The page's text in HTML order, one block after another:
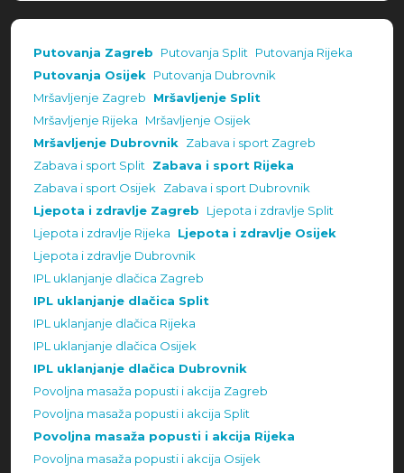
Putovanja Zagreb Putovanja Split Putovanja Rijeka
Putovanja Osijek Putovanja Dubrovnik
Mršavljenje Zagreb
Mršavljenje Split
Mršavljenje Rijeka
Mršavljenje Osijek
Mršavljenje Dubrovnik Zabava i sport Zagreb
Zabava i sport Split Zabava i sport Rijeka
Zabava i sport Osijek Zabava i sport Dubrovnik
Ljepota i zdravlje Zagreb
Ljepota i zdravlje Split
Ljepota i zdravlje Rijeka
Ljepota i zdravlje Osijek
Ljepota i zdravlje Dubrovnik
IPL uklanjanje dlačica Zagreb
IPL uklanjanje dlačica Split
IPL uklanjanje dlačica Rijeka
IPL uklanjanje dlačica Osijek
IPL uklanjanje dlačica Dubrovnik
Povoljna masaža popusti i akcija Zagreb
Povoljna masaža popusti i akcija Split
Povoljna masaža popusti i akcija Rijeka
Povoljna masaža popusti i akcija Osijek